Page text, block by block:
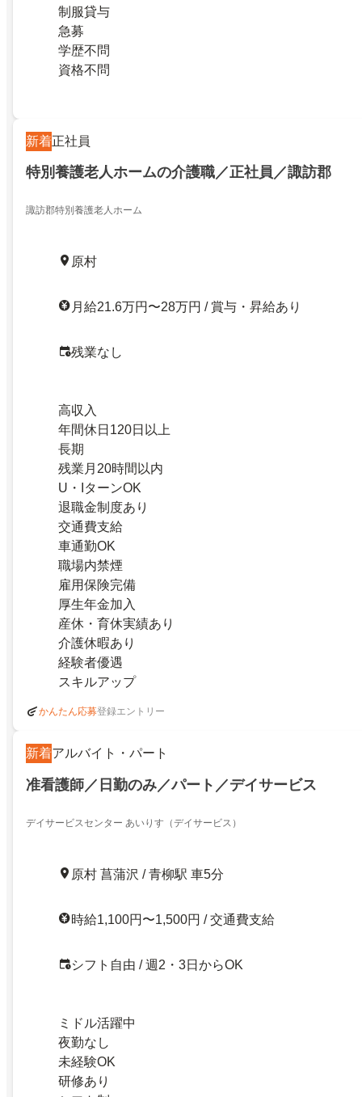
制服貸与
急募
学歴不問
資格不問
新着正社員
特別養護老人ホームの介護職／正社員／諏訪郡
諏訪郡特別養護老人ホーム
原村
月給21.6万円〜28万円 / 賞与・昇給あり
残業なし
高収入
年間休日120日以上
長期
残業月20時間以内
U・IターンOK
退職金制度あり
交通費支給
車通勤OK
職場内禁煙
雇用保険完備
厚生年金加入
産休・育休実績あり
介護休暇あり
経験者優遇
スキルアップ
かんたん応募登録エントリー
新着アルバイト・パート
准看護師／日勤のみ／パート／デイサービス
デイサービスセンター あいりす（デイサービス）
原村 菖蒲沢 / 青柳駅 車5分
時給1,100円〜1,500円 / 交通費支給
シフト自由 / 週2・3日からOK
ミドル活躍中
夜勤なし
未経験OK
研修あり